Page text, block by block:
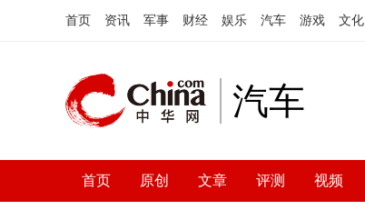
首页 资讯 军事 财经 娱乐 汽车 游戏 文化
汽车
首页 原创 文章 评测 视频